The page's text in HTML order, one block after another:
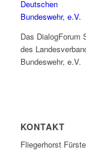
Das DialogForum
des
Bundeswehr, e.V.
KONTAKT
Fliegerhorst